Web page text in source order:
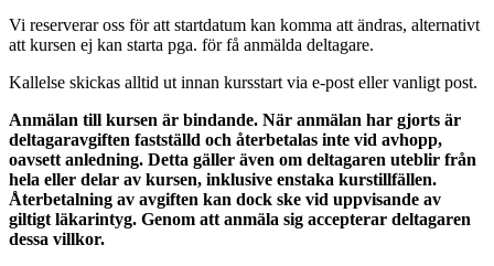
Vi reserverar oss för att startdatum kan komma att ändras, alternativt
att kursen ej kan starta pga. för få anmälda deltagare.
Kallelse skickas alltid ut innan kursstart via e-post eller vanligt post.
Anmälan till kursen är bindande. När anmälan har gjorts är
deltagaravgiften fastställd och återbetalas inte vid avhopp,
oavsett anledning. Detta gäller även om deltagaren uteblir från
hela eller delar av kursen, inklusive enstaka kurstillfällen.
Återbetalning av avgiften kan dock ske vid uppvisande av
giltigt läkarintyg. Genom att anmäla sig accepterar deltagaren
dessa villkor.